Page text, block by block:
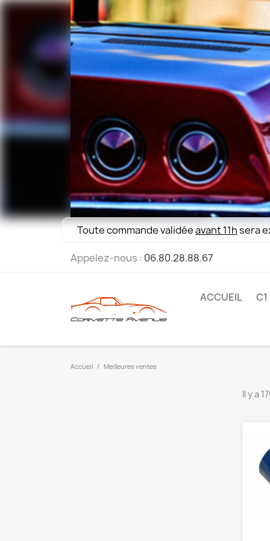
Toute commande validéeavant 11hsera
Appelez-nous : 06.80.28.88.67
ACCUEIL C1
Accueil Meilleures ventes
Il y a